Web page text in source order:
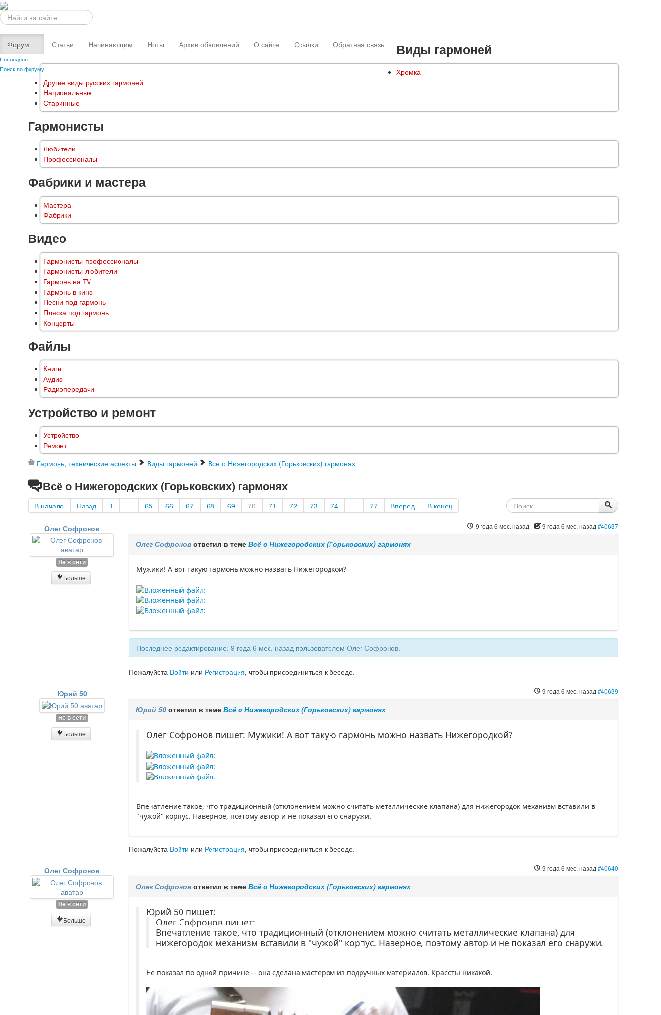
Искать...
Форум
Последнее
Поиск по форуму
Статьи Начинающим Ноты Архив обновлений О сайте Ссылки Обратная связь Виды гармоней
Хромка
Другие виды русских гармоней
Национальные
Старинные
Гармонисты
Любители
Профессионалы
Фабрики и мастера
Мастера
Фабрики
Видео
Гармонисты-профессионалы
Гармонисты-любители
Гармонь на TV
Гармонь в кино
Песни под гармонь
Пляска под гармонь
Концерты
Файлы
Книги
Аудио
Радиопередачи
Устройство и ремонт
Устройство
Ремонт
Гармонь, технические аспекты Виды гармоней Всё о Нижегородских (Горьковских) гармонях
Всё о Нижегородских (Горьковских) гармонях
В начало Назад 1 ... 65 66 67 68 69 70 71 72 73 74 ... 77 Вперед В конец
Олег Софронов
Не в сети
Больше
9 года 6 мес. назад - 9 года 6 мес. назад #40637
Олег Софронов ответил в темеВсё о Нижегородских (Горьковских) гармонях
Мужики! А вот такую гармонь можно назвать Нижегородкой?
Последнее редактирование: 9 года 6 мес. назад пользователемОлег Софронов.
Пожалуйста Войти или Регистрация, чтобы присоединиться к беседе.
Юрий 50
Не в сети
Больше
9 года 6 мес. назад #40639
Юрий 50 ответил в темеВсё о Нижегородских (Горьковских) гармонях
Олег Софронов пишет: Мужики! А вот такую гармонь можно назвать Нижегородкой?
Впечатление такое, что традиционный (отклонением можно считать металлические клапана) для нижегородок механизм вставили в
"чужой" корпус. Наверное, поэтому автор и не показал его снаружи.
Пожалуйста Войти или Регистрация, чтобы присоединиться к беседе.
Олег Софронов
Не в сети
Больше
9 года 6 мес. назад #40640
Олег Софронов ответил в темеВсё о Нижегородских (Горьковских) гармонях
Юрий 50 пишет:
Олег Софронов пишет:
Впечатление такое, что традиционный (отклонением можно считать металлические клапана) для
нижегородок механизм вставили в "чужой" корпус. Наверное, поэтому автор и не показал его снаружи.
Не показал по одной причине -- она сделана мастером из подручных материалов. Красоты никакой.